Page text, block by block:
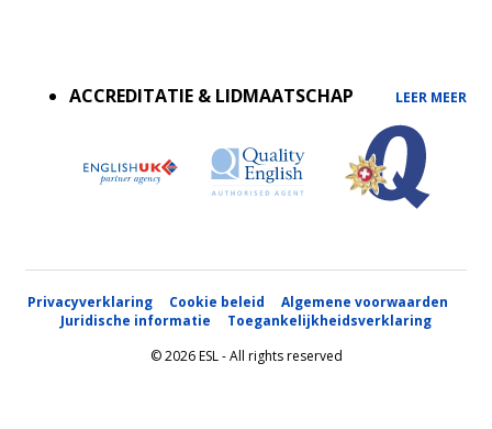
ACCREDITATIE & LIDMAATSCHAP
LEER MEER
Privacyverklaring Cookie beleid
Algemene voorwaarden
Juridische informatie
Toegankelijkheidsverklaring
© 2026 ESL - All rights reserved